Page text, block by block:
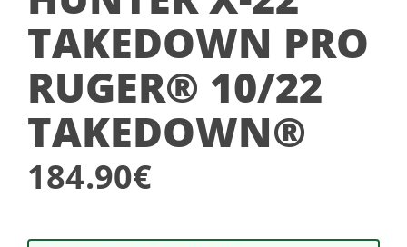
TAKEDOWN PRO
RUGER® 10/22
TAKEDOWN®
184.90€